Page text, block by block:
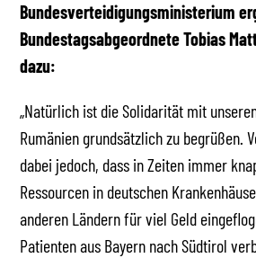
Bundesverteidigungsministerium
Bundestagsabgeordnete Tobias
dazu:
„Natürlich ist die Solidarität mit
Rumänien grundsätzlich zu begrüßen.
dabei jedoch, dass in Zeiten immer
Ressourcen in deutschen
anderen Ländern für viel Geld
Patienten aus Bayern nach Südtirol